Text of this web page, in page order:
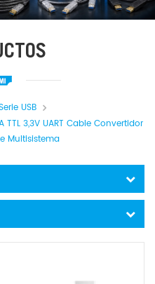
USB
TTL 3,3V UART Cable Convertidor
Multisistema